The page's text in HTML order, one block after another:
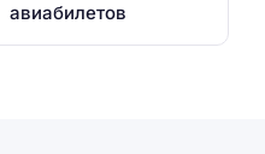
авиабилетов